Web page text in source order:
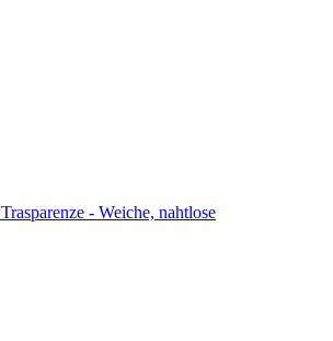
Trasparenze - Weiche, nahtlose